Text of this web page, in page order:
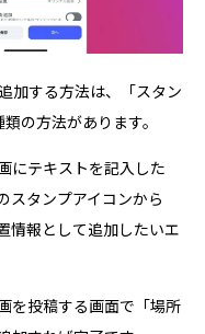
加する方法は、「スタン
の方法があります。
にテキストを記入した
スタンプアイコンから
情報として追加したいエ
を投稿する画面で「場所